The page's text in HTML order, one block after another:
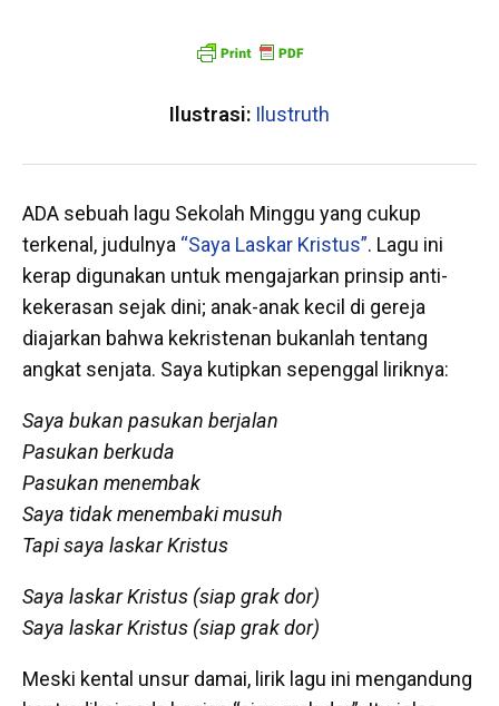
Ilustrasi: Ilustruth
ADA sebuah lagu Sekolah Minggu yang cukup
terkenal, judulnya “Saya Laskar Kristus”. Lagu ini
kerap digunakan untuk mengajarkan prinsip anti-
kekerasan sejak dini; anak-anak kecil di gereja
diajarkan bahwa kekristenan bukanlah tentang
angkat senjata. Saya kutipkan sepenggal liriknya:
Saya bukan pasukan berjalan
Pasukan berkuda
Pasukan menembak
Saya tidak menembaki musuh
Tapi saya laskar Kristus
Saya laskar Kristus (siap grak dor)
Saya laskar Kristus (siap grak dor)
Meski kental unsur damai, lirik lagu ini mengandung